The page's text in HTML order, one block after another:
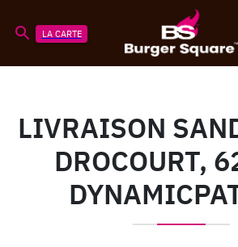
LA CARTE
LIVRAISON
DROCOURT,